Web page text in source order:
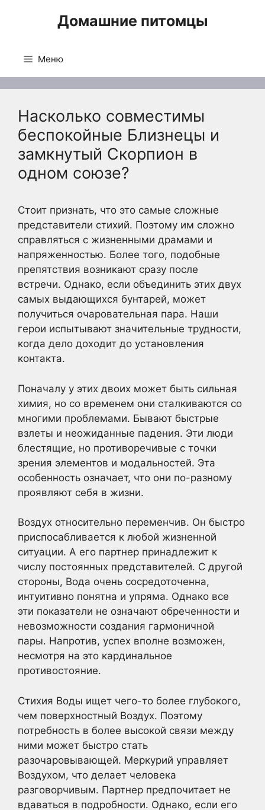
Домашние питомцы
Меню
Насколько совместимы
беспокойные Близнецы и
замкнутый Скорпион в
одном союзе?
Стоит признать, что это самые сложные
представители стихий. Поэтому им сложно
справляться с жизненными драмами и
напряженностью. Более того, подобные
препятствия возникают сразу после
встречи. Однако, если объединить этих двух
самых выдающихся бунтарей, может
получиться очаровательная пара. Наши
герои испытывают значительные трудности,
когда дело доходит до установления
контакта.
Поначалу у этих двоих может быть сильная
химия, но со временем они сталкиваются со
многими проблемами. Бывают быстрые
взлеты и неожиданные падения. Эти люди
блестящие, но противоречивые с точки
зрения элементов и модальностей. Эта
особенность означает, что они по-разному
проявляют себя в жизни.
Воздух относительно переменчив. Он быстро
приспосабливается к любой жизненной
ситуации. А его партнер принадлежит к
числу постоянных представителей. С другой
стороны, Вода очень сосредоточенна,
интуитивно понятна и упряма. Однако все
эти показатели не означают обреченности и
невозможности создания гармоничной
пары. Напротив, успех вполне возможен,
несмотря на это кардинальное
противостояние.
Стихия Воды ищет чего-то более глубокого,
чем поверхностный Воздух. Поэтому
потребность в более высокой связи между
ними может быстро стать
разочаровывающей. Меркурий управляет
Воздухом, что делает человека
разговорчивым. Партнер предпочитает не
вдаваться в подробности. Однако, если его